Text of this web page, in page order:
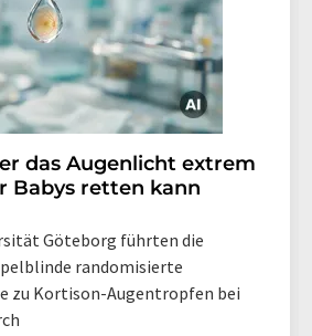
das Augenlicht extrem
Babys retten kann
Göteborg führten die
randomisierte
zu Kortison-Augentropfen bei